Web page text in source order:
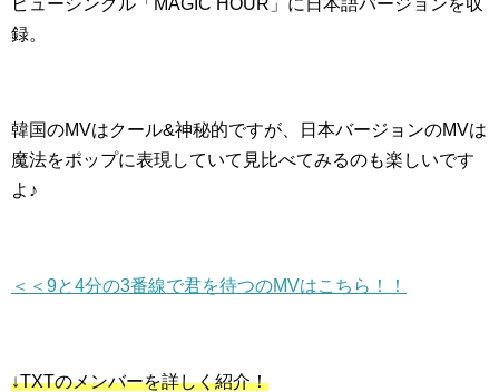
ビューシングル「MAGIC HOUR」に日本語バージョンを収
録。
韓国のMVはクール&神秘的ですが、日本バージョンのMVは
魔法をポップに表現していて見比べてみるのも楽しいです
よ♪
＜＜9と4分の3番線で君を待つのMVはこちら！！
↓TXTのメンバーを詳しく紹介！